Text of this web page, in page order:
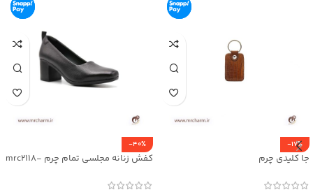
-17%
جا کلیدی چرم
-40%
کفش زنانه مجلسی تمام چرم mrc2118-